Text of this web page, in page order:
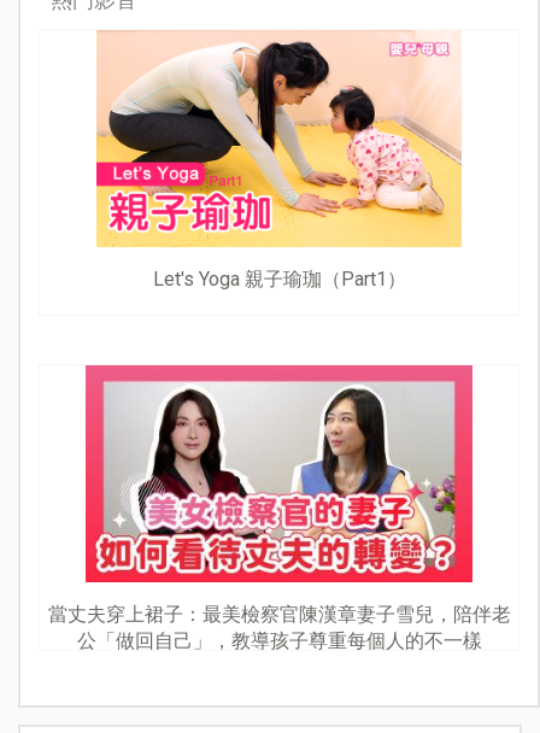
Let's Yoga 親子瑜珈（Part1）
當丈夫穿上裙子：最美檢察官陳漢章妻子雪兒，陪伴老
公「做回自己」，教導孩子尊重每個人的不一樣